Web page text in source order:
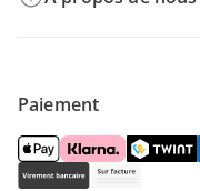
Paiement